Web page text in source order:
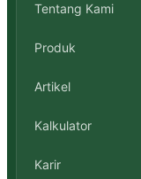
Tentang Kami
Produk
Artikel
Kalkulator
Karir